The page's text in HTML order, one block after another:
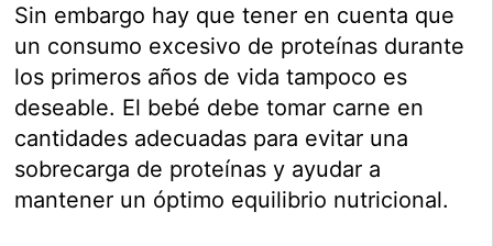
Sin embargo hay que tener en cuenta que
un consumo excesivo de proteínas durante
los primeros años de vida tampoco es
deseable. El bebé debe tomar carne en
cantidades adecuadas para evitar una
sobrecarga de proteínas y ayudar a
mantener un óptimo equilibrio nutricional.